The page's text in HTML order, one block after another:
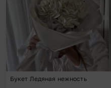
Букет Ледяная нежность